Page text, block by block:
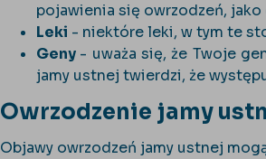
pojawienia się owrzodzeń,
Leki - niektóre leki, w tym te
Geny - uważa się, że Twoje
jamy ustnej twierdzi, że
Owrzodzenie jamy
Objawy owrzodzeń jamy ustnej